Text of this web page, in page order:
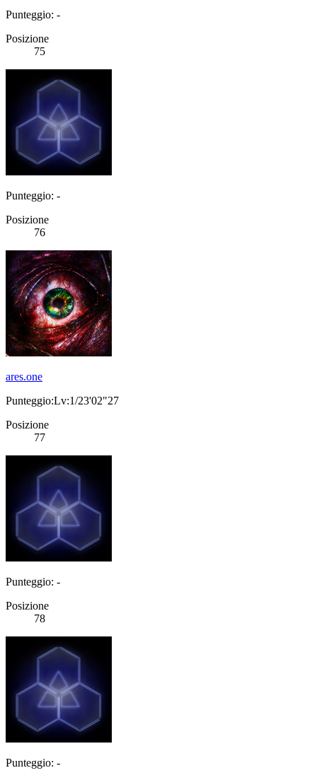
Punteggio: -
Posizione
75
Punteggio: -
Posizione
76
ares.one
Punteggio:Lv:1/23'02"27
Posizione
77
Punteggio: -
Posizione
78
Punteggio: -